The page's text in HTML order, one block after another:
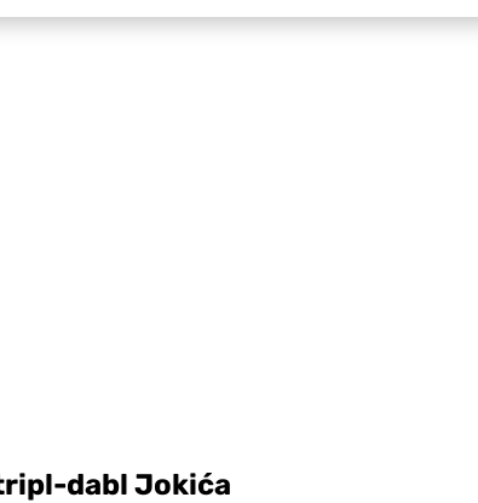
dabl Jokića